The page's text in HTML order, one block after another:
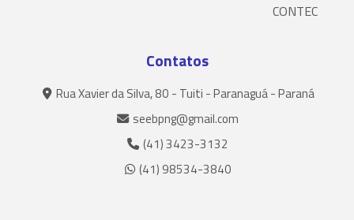
CONTEC
Contatos
Rua Xavier da Silva, 80 - Tuiti - Paranaguá - Paraná
seebpng@gmail.com
(41) 3423-3132
(41) 98534-3840